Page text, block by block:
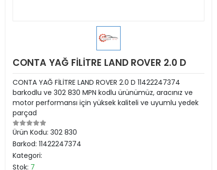
CONTA YAĞ FİLİTRE LAND ROVER 2.0 D
CONTA YAĞ FİLİTRE LAND ROVER 2.0 D 11422247374
barkodlu ve 302 830 MPN kodlu ürünümüz, aracınız ve
motor performansı için yüksek kaliteli ve uyumlu yedek
parçad
Ürün Kodu: 302 830
Barkod: 11422247374
Kategori:
Stok: 7